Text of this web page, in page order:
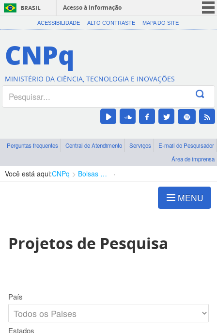
BRASIL
Acesso à informação
CORONAVÍRUS (COVID-19)
Canais
ACESSIBILIDADE ALTO CONTRASTE MAPA DO SITE
CNPq
MINISTÉRIO DA CIÊNCIA, TECNOLOGIA E INOVAÇÕES
Perguntas frequentes Central de Atendimento Serviços
E-mail do Pesquisador
Área de imprensa
Você está aqui:CNPq Bolsas e Auxílios Vigentes
MENU
Projetos de Pesquisa
País
Estados